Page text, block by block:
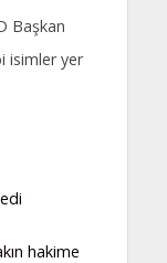
Başkan
isimler yer
hakime